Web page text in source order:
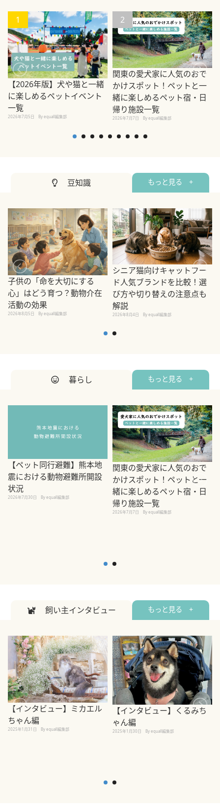
1
【2026年版】犬や猫と一緒
に楽しめるペットイベント
一覧
2026年7月5日 By equall編集部
2
関東の愛犬家に人気のおで
かけスポット！ペットと一
緒に楽しめるペット宿・日
帰り施設一覧
2026年7月7日 By equall編集部
豆知識 もっと見る +
子供の「命を大切にする
心」はどう育つ？動物介在
活動の効果
2026年8月5日 By equall編集部
シニア猫向けキャットフー
ド人気ブランドを比較！選
び方や切り替えの注意点も
解説
2026年8月4日 By equall編集部
暮らし もっと見る +
【ペット同行避難】熊本地
震における動物避難所開設
状況
2026年7月30日 By equall編集部
関東の愛犬家に人気のおで
かけスポット！ペットと一
緒に楽しめるペット宿・日
帰り施設一覧
2026年7月7日 By equall編集部
飼い主インタビュー もっと見る +
【インタビュー】ミカエル
ちゃん編
2025年1月31日 By equall編集部
【インタビュー】くるみち
ゃん編
2025年1月30日 By equall編集部